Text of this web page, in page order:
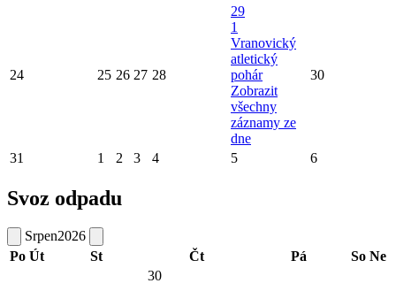
24 25 26 27 28
29
1
Vranovický
atletický
pohár
Zobrazit
všechny
záznamy ze
dne
30
31 1 2 3 4 5 6
Svoz odpadu
Srpen2026
Po Út St Čt Pá So Ne
30